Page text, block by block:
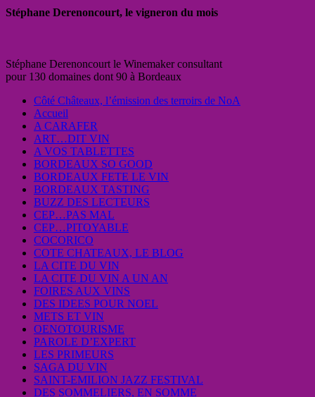
Stéphane Derenoncourt, le vigneron du mois
Stéphane Derenoncourt le Winemaker consultant
pour 130 domaines dont 90 à Bordeaux
Côté Châteaux, l’émission des terroirs de NoA
Accueil
A CARAFER
ART…DIT VIN
A VOS TABLETTES
BORDEAUX SO GOOD
BORDEAUX FETE LE VIN
BORDEAUX TASTING
BUZZ DES LECTEURS
CEP…PAS MAL
CEP…PITOYABLE
COCORICO
COTE CHATEAUX, LE BLOG
LA CITE DU VIN
LA CITE DU VIN A UN AN
FOIRES AUX VINS
DES IDEES POUR NOEL
METS ET VIN
OENOTOURISME
PAROLE D’EXPERT
LES PRIMEURS
SAGA DU VIN
SAINT-EMILION JAZZ FESTIVAL
DES SOMMELIERS, EN SOMME